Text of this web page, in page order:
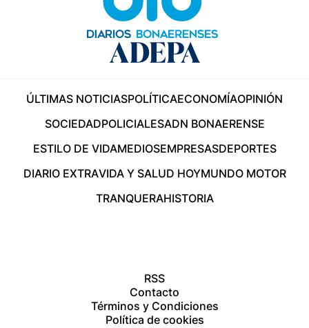
ÚLTIMAS NOTICIASPOLÍTICAECONOMÍAOPINIÓN
SOCIEDADPOLICIALESADN BONAERENSE
ESTILO DE VIDAMEDIOSEMPRESASDEPORTES
DIARIO EXTRAVIDA Y SALUD HOYMUNDO MOTOR
TRANQUERAHISTORIA
RSS
Contacto
Términos y Condiciones
Política de cookies